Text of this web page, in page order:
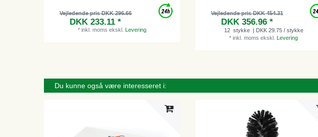
Vejledende pris DKK 296.66
DKK 233.11 *
* inkl. moms ekskl. Levering
Vejledende pris DKK 454.31
DKK 356.96 *
12 stykke
| DKK 29.75 / stykke
* inkl. moms ekskl. Levering
Du kunne også være interesseret i: